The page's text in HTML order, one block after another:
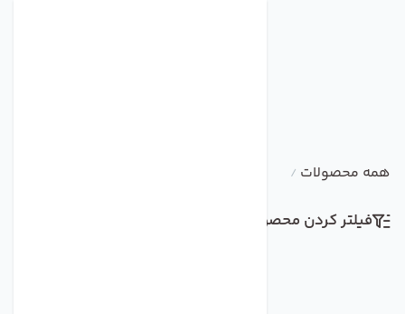
همه محصولات /
فیلتر کردن محصولات